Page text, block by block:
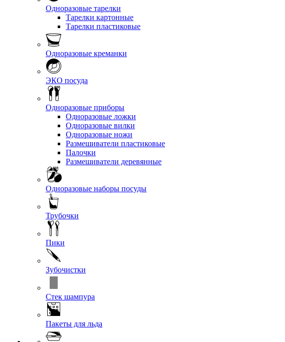
Одноразовые тарелки
Тарелки картонные
Тарелки пластиковые
Одноразовые креманки
ЭКО посуда
Одноразовые приборы
Одноразовые ложки
Одноразовые вилки
Одноразовые ножи
Размешиватели пластиковые
Палочки
Размешиватели деревянные
Одноразовые наборы посуды
Трубочки
Пики
Зубочистки
Стек шампура
Пакеты для льда